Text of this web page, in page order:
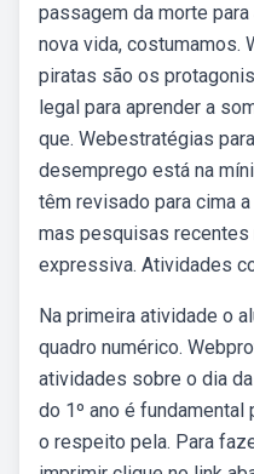
passagem da morte
nova vida, costumamos.
piratas são os
legal para aprender a
que. Webestratégias
desemprego está na
têm revisado para cima
mas pesquisas recentes
expressiva. Atividades
Na primeira atividade o
quadro numérico.
atividades sobre o dia
do 1º ano é fundamental
o respeito pela. Para